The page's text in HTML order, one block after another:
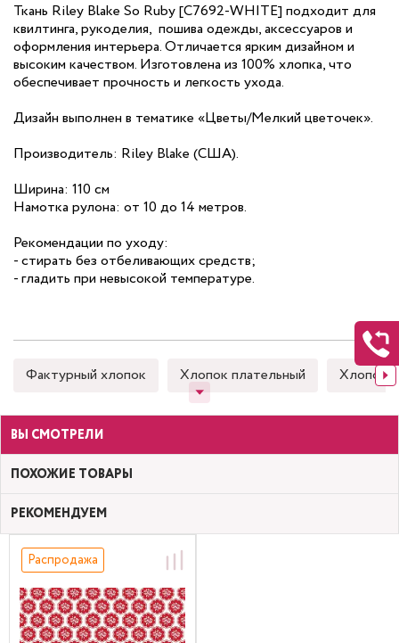
Ткань Riley Blake So Ruby [C7692-WHITE] подходит для
квилтинга, рукоделия, пошива одежды, аксессуаров и
оформления интерьера. Отличается ярким дизайном и
высоким качеством. Изготовлена из 100% хлопка, что
обеспечивает прочность и легкость ухода.
Дизайн выполнен в тематике «Цветы/Мелкий цветочек».
Производитель: Riley Blake (США).
Ширина: 110 см
Намотка рулона: от 10 до 14 метров.
Рекомендации по уходу:
- стирать без отбеливающих средств;
- гладить при невысокой температуре.
Фактурный хлопок Хлопок плательный Хлопок
ВЫ СМОТРЕЛИ
ПОХОЖИЕ ТОВАРЫ
РЕКОМЕНДУЕМ
Распродажа